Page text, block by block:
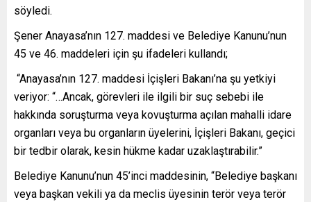
söyledi.
Şener Anayasa’nın 127. maddesi ve Belediye Kanunu’nun
45 ve 46. maddeleri için şu ifadeleri kullandı;
“Anayasa’nın 127. maddesi İçişleri Bakanı’na şu yetkiyi
veriyor: “…Ancak, görevleri ile ilgili bir suç sebebi ile
hakkında soruşturma veya kovuşturma açılan mahalli idare
organları veya bu organların üyelerini, İçişleri Bakanı, geçici
bir tedbir olarak, kesin hükme kadar uzaklaştırabilir.”
Belediye Kanunu’nun 45’inci maddesinin, “Belediye başkanı
veya başkan vekili ya da meclis üyesinin terör veya terör